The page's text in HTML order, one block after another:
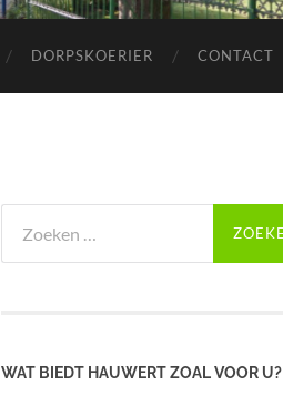
DORPSKOERIER CONTACT
naar:
WAT BIEDT HAUWERT ZOAL VOOR U?